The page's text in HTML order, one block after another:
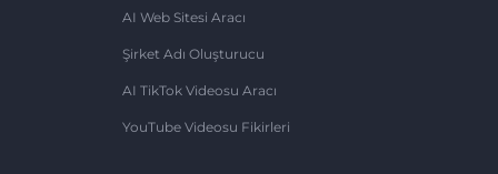
AI Web Sitesi Aracı
Şirket Adı Oluşturucu
AI TikTok Videosu Aracı
YouTube Videosu Fikirleri